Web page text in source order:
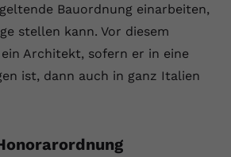
Bauordnung einarbeiten,
stellen kann. Vor diesem
Architekt, sofern er in eine
ist, dann auch in ganz Italien